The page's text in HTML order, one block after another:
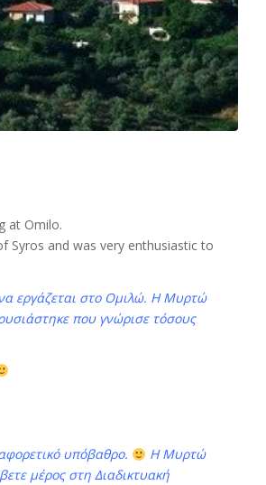
at Omilo.
Syros and was very enthusiastic to
εργάζεται στο Ομιλώ. Η Μυρτώ
που γνώρισε τόσους
υπόβαθρο.
Η Μυρτώ
μέρος στη Διαδικτυακή